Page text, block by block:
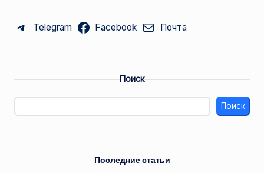
Telegram Facebook Почта
Поиск
Поиск
Последние статьи